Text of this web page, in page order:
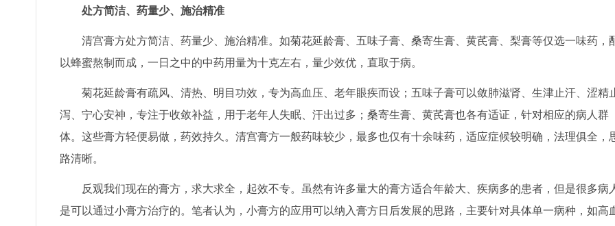
处方简洁、药量少、施治精准
清宫膏方处方简洁、药量少、施治精准。如菊花延龄膏、五味子膏、桑寄生膏、黄芪膏、梨膏等仅选一味药，
以蜂蜜熬制而成，一日之中的中药用量为十克左右，量少效优，直取于病。
菊花延龄膏有疏风、清热、明目功效，专为高血压、老年眼疾而设；五味子膏可以敛肺滋肾、生津止汗、涩精
泻、宁心安神，专注于收敛补益，用于老年人失眠、汗出过多；桑寄生膏、黄芪膏也各有适证，针对相应的病人群
体。这些膏方轻便易做，药效持久。清宫膏方一般药味较少，最多也仅有十余味药，适应症候较明确，法理俱全，
路清晰。
反观我们现在的膏方，求大求全，起效不专。虽然有许多量大的膏方适合年龄大、疾病多的患者，但是很多病
是可以通过小膏方治疗的。笔者认为，小膏方的应用可以纳入膏方日后发展的思路，主要针对具体单一病种，如高